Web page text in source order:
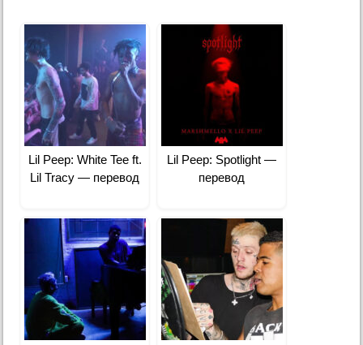
Lil Peep: White Tee ft.
Lil Tracy — перевод
Lil Peep: Spotlight —
перевод